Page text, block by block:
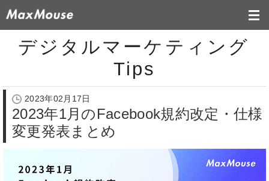
デジタルマーケティング
Tips
2023年02月17日
2023年1月のFacebook規約改定・仕様
変更発表まとめ